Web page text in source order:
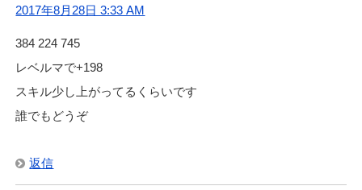
2017年8月28日 3:33 AM
384 224 745
レベルマで+198
スキル少し上がってるくらいです
誰でもどうぞ
返信